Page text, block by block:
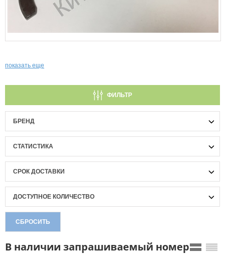
показать еще
ФИЛЬТР
БРЕНД
СТАТИСТИКА
СРОК ДОСТАВКИ
ДОСТУПНОЕ КОЛИЧЕСТВО
СБРОСИТЬ
В наличии запрашиваемый номер